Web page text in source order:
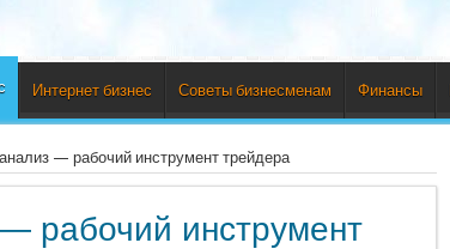
Интернет бизнес Советы бизнесменам Финансы
— рабочий инструмент трейдера
рабочий инструмент